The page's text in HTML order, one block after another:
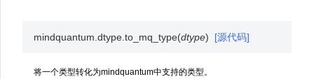
mindquantum.dtype.to_mq_type(dtype) [源代码]
将一个类型转化为mindquantum中支持的类型。